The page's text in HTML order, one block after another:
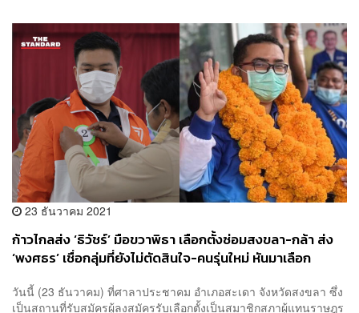
23 ธันวาคม 2021
ก้าวไกลส่ง ‘ธิวัชร์’ มือขวาพิธา เลือกตั้งซ่อมสงขลา-กล้า ส่ง
‘พงศธร’ เชื่อกลุ่มที่ยังไม่ตัดสินใจ-คนรุ่นใหม่ หันมาเลือก
วันนี้ (23 ธันวาคม) ที่ศาลาประชาคม อำเภอสะเดา จังหวัดสงขลา ซึ่ง
เป็นสถานที่รับสมัครผู้ลงสมัครรับเลือกตั้งเป็นสมาชิกสภาผู้แทนราษฎร